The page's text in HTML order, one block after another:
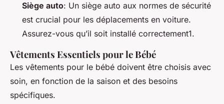
Siège auto: Un siège auto aux normes de sécurité
est crucial pour les déplacements en voiture.
Assurez-vous qu’il soit installé correctement1.
Vêtements Essentiels pour le Bébé
Les vêtements pour le bébé doivent être choisis avec
soin, en fonction de la saison et des besoins
spécifiques.